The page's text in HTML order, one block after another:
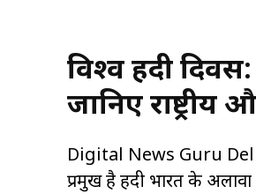
विश्व हिंदी
जानिए
Digital News Guru Delhi
प्रमुख है हिंदी भारत के